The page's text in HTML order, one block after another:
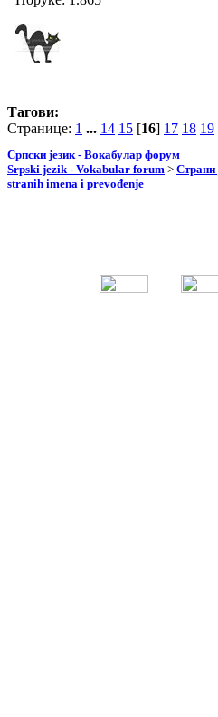
Тагови:
Странице: 1 ... 14 15 [16] 17 18 19
Српски језик - Вокабулар форум
Srpski jezik - Vokabular forum > Страни
stranih imena i prevođenje